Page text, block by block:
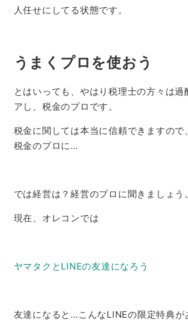
人任せにしてる状態です。
うまくプロを使おう
とはいっても、やはり税理士の方々は過
アし、税金のプロです。
税金に関しては本当に信頼できますので
税金のプロに…
では経営は？経営のプロに聞きましょう。
現在、オレコンでは
ヤマタクとLINEの友達になろう
友達になると…こんなLINEの限定特典が